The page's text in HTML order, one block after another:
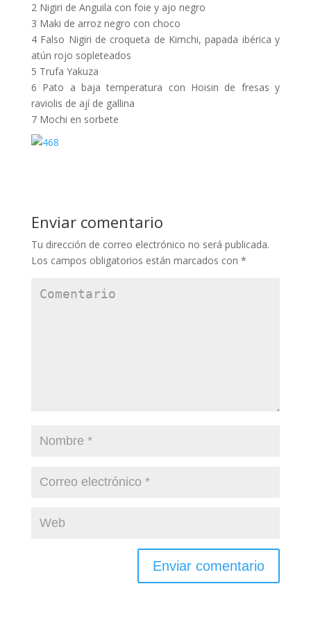
2 Nigiri de Anguila con foie y ajo negro
3 Maki de arroz negro con choco
4 Falso Nigiri de croqueta de Kimchi, papada ibérica y
atún rojo sopleteados
5 Trufa Yakuza
6 Pato a baja temperatura con Hoisin de fresas y
raviolis de ají de gallina
7 Mochi en sorbete
Enviar comentario
Tu dirección de correo electrónico no será publicada.
Los campos obligatorios están marcados con *